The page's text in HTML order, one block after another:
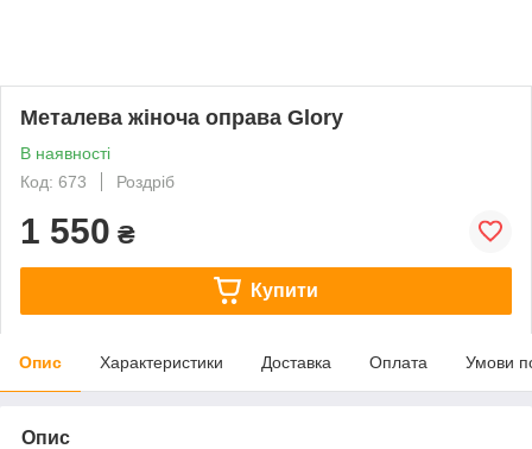
Металева жіноча оправа Glory
В наявності
Код: 673
Роздріб
1 550 ₴
Купити
Опис Характеристики Доставка Оплата Умови
Опис